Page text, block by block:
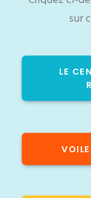
sur
LE